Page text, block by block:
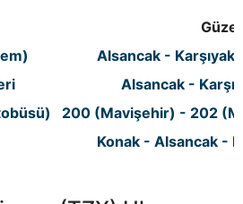
Alsancak -
Alsancak -
200 (Mavişehir) - 202
Konak - Alsancak -